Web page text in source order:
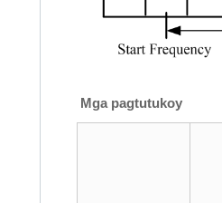
Mga pagtutukoy